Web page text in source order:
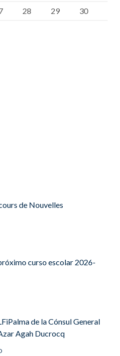
28 29
30
de Nouvelles
curso escolar 2026-
de la Cónsul General
Agah Ducrocq